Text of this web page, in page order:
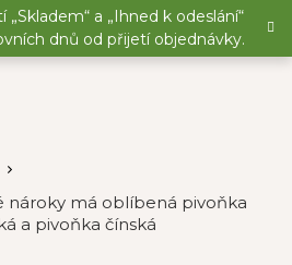
a „Ihned k odeslání“
dnů od přijetí objednávky.
nároky má oblíbená pivoňka
a pivoňka čínská